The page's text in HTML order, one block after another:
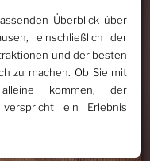
Überblick über
einschließlich der
und der besten
zu machen. Ob Sie mit
kommen, der
verspricht ein Erlebnis